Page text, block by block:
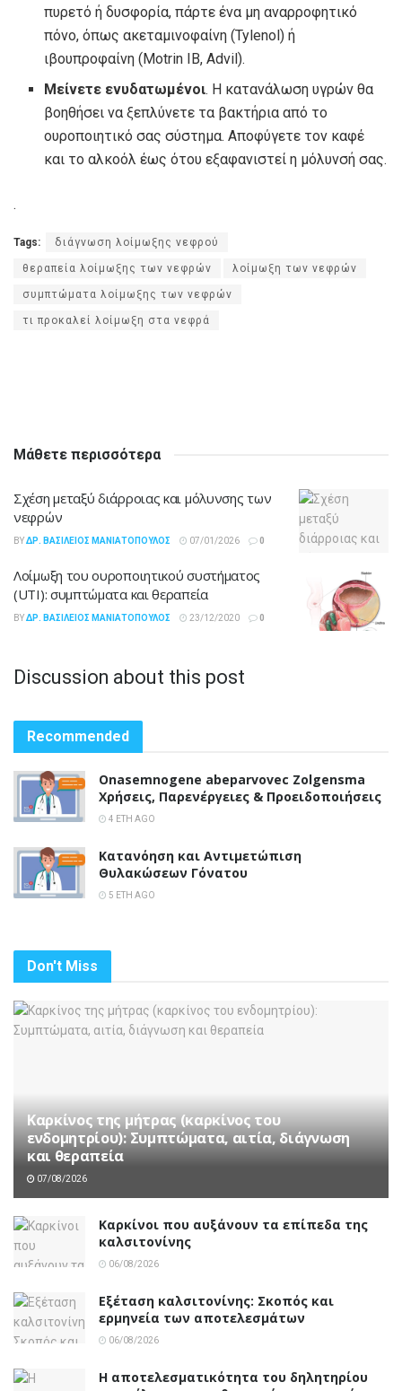
πυρετό ή δυσφορία, πάρτε ένα μη αναρροφητικό
πόνο, όπως ακεταμινοφαίνη (Tylenol) ή
ιβουπροφαίνη (Motrin IB, Advil).
Μείνετε ενυδατωμένοι. Η κατανάλωση υγρών θα
βοηθήσει να ξεπλύνετε τα βακτήρια από το
ουροποιητικό σας σύστημα. Αποφύγετε τον καφέ
και το αλκοόλ έως ότου εξαφανιστεί η μόλυνσή σας.
.
Tags: διάγνωση λοίμωξης νεφρού
θεραπεία λοίμωξης των νεφρών λοίμωξη των νεφρών
συμπτώματα λοίμωξης των νεφρών
τι προκαλεί λοίμωξη στα νεφρά
Μάθετε περισσότερα
Σχέση μεταξύ διάρροιας και μόλυνσης των
νεφρών
BYΔΡ. ΒΑΣΊΛΕΙΟΣ ΜΑΝΙΑΤΌΠΟΥΛΟΣ 07/01/2026 0
Λοίμωξη του ουροποιητικού συστήματος
(UTI): συμπτώματα και θεραπεία
BYΔΡ. ΒΑΣΊΛΕΙΟΣ ΜΑΝΙΑΤΌΠΟΥΛΟΣ 23/12/2020 0
Discussion about this post
Recommended
Onasemnogene abeparvovec Zolgensma
Χρήσεις, Παρενέργειες & Προειδοποιήσεις
4 ΈΤΗ AGO
Κατανόηση και Αντιμετώπιση
Θυλακώσεων Γόνατου
5 ΈΤΗ AGO
Don't Miss
Καρκίνος της μήτρας (καρκίνος του
ενδομητρίου): Συμπτώματα, αιτία, διάγνωση
και θεραπεία
07/08/2026
Καρκίνοι που αυξάνουν τα επίπεδα της
καλσιτονίνης
06/08/2026
Εξέταση καλσιτονίνης: Σκοπός και
ερμηνεία των αποτελεσμάτων
06/08/2026
Η αποτελεσματικότητα του δηλητηρίου